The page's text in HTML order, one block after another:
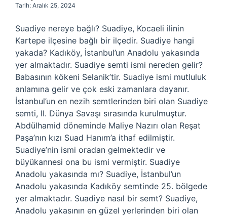
Tarih: Aralık 25, 2024
Suadiye nereye bağlı? Suadiye, Kocaeli ilinin
Kartepe ilçesine bağlı bir ilçedir. Suadiye hangi
yakada? Kadıköy, İstanbul’un Anadolu yakasında
yer almaktadır. Suadiye semti ismi nereden gelir?
Babasının kökeni Selanik’tir. Suadiye ismi mutluluk
anlamına gelir ve çok eski zamanlara dayanır.
İstanbul’un en nezih semtlerinden biri olan Suadiye
semti, II. Dünya Savaşı sırasında kurulmuştur.
Abdülhamid döneminde Maliye Nazırı olan Reşat
Paşa’nın kızı Suad Hanım’a ithaf edilmiştir.
Suadiye’nin ismi oradan gelmektedir ve
büyükannesi ona bu ismi vermiştir. Suadiye
Anadolu yakasında mı? Suadiye, İstanbul’un
Anadolu yakasında Kadıköy semtinde 25. bölgede
yer almaktadır. Suadiye nasıl bir semt? Suadiye,
Anadolu yakasının en güzel yerlerinden biri olan